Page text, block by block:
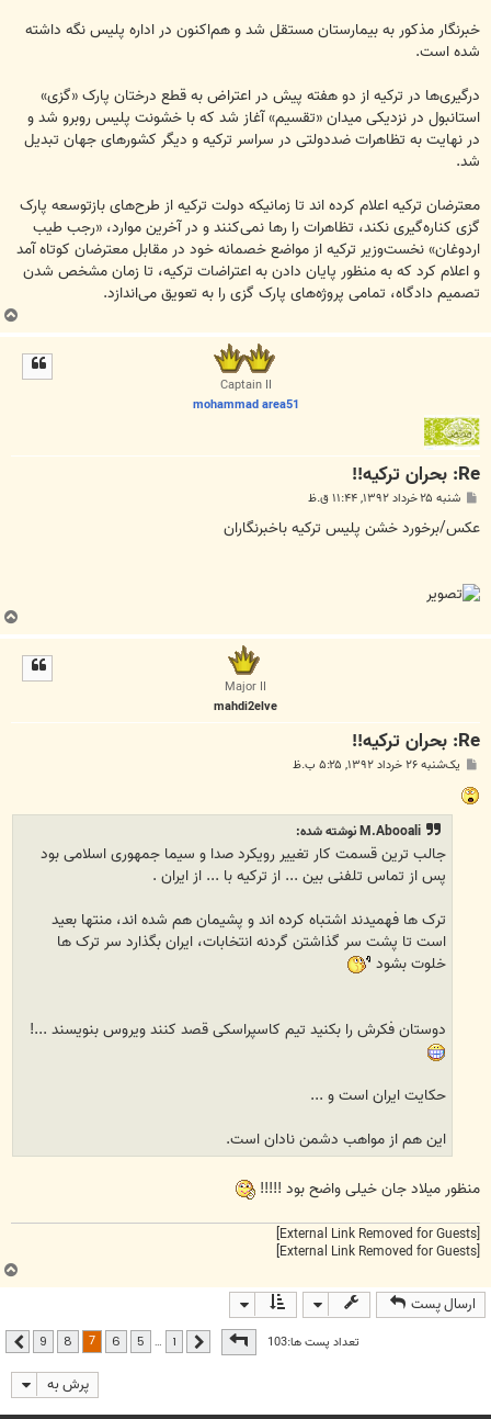
خبرنگار مذکور به بیمارستان مستقل شد و هم‌اکنون در اداره پلیس نگه داشته
شده است.
درگیری‌ها در ترکیه از دو هفته پیش در اعتراض به قطع درختان پارک «گزی»
استانبول در نزدیکی میدان «تقسیم» آغاز شد که با خشونت پلیس روبرو شد و
در نهایت به تظاهرات ضددولتی در سراسر ترکیه و دیگر کشورهای جهان تبدیل
شد.
معترضان ترکیه اعلام کرده اند تا زمانیکه دولت ترکیه از طرح‌های بازتوسعه پارک
گزی کناره‌گیری نکند، تظاهرات را رها نمی‌کنند و در آخرین موارد، «رجب طیب
اردوغان» نخست‌وزیر ترکیه از مواضع خصمانه خود در مقابل معترضان کوتاه آمد
و اعلام کرد که به منظور پایان دادن به اعتراضات ترکیه، تا زمان مشخص شدن
تصمیم دادگاه، تمامی پروژه‌های پارک گزی را به تعویق می‌اندازد.
ب
ا
Captain II
mohammad area51
Re: بحران ترکیه!!
پ
ت
شنبه ۲۵ خرداد ۱۳۹۲, ۱۱:۴۴ ق.ظ
عکس/برخورد خشن‌ پلیس‌ ترکیه‌ باخبرنگاران
ب
ا
Major II
mahdi2elve
Re: بحران ترکیه!!
پ
ت
یک‌شنبه ۲۶ خرداد ۱۳۹۲, ۵:۲۵ ب.ظ
M.Abooali نوشته شده:
جالب ترین قسمت کار تغییر رویکرد صدا و سیما جمهوری اسلامی بود
پس از تماس تلفنی بین ... از ترکیه با ... از ایران .
ترک ها فهمیدند اشتباه کرده اند و پشیمان هم شده اند، منتها بعید
است تا پشت سر گذاشتن گردنه انتخابات، ایران بگذارد سر ترک ها
خلوت بشود
دوستان فکرش را بکنید تیم کاسپراسکی قصد کنند ویروس بنویسند ...!
حکایت ایران است و ...
این هم از مواهب دشمن نادان است.
منظور میلاد جان خیلی واضح بود !!!!!
ب
ا
ارسال پست
تعداد پست ها:103صفحه از9 قبلی …
5
6
7
8
9 بعدی
پرش به